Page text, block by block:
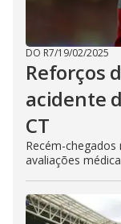
DO R7/19/02/2025
Reforços
acidente
CT
Recém-
avaliações